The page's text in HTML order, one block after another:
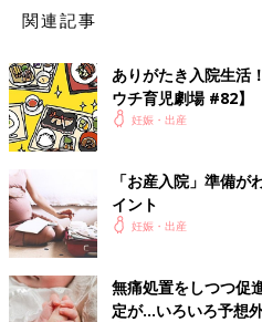
（たまひよONLINE編集部）
たまひよの
関連記事
ありがたき入院生活
ウチ育児劇場 #82】
妊娠・出産
「お産入院」準備
イント
妊娠・出産
無痛処置をしつつ促
定が…いろいろ予想